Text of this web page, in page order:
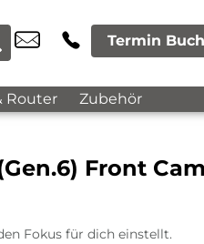
Termin
Router Zubehör
Front
Fokus für dich einstellt.